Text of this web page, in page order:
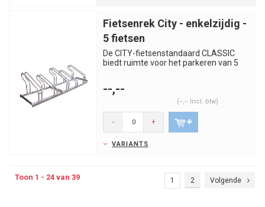
Fietsenrek City - enkelzijdig -
5 fietsen
De CITY-fietsenstandaard CLASSIC
biedt ruimte voor het parkeren van 5
--,--
(--,-- Incl. btw)
- +
VARIANTS
Toon 1 - 24 van 39 1 2 Volgende